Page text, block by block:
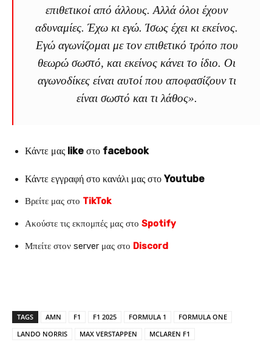
επιθετικοί από άλλους. Αλλά όλοι έχουν
αδυναμίες. Έχω κι εγώ. Ίσως έχει κι εκείνος.
Εγώ αγωνίζομαι με τον επιθετικό τρόπο που
θεωρώ σωστό, και εκείνος κάνει το ίδιο. Οι
αγωνοδίκες είναι αυτοί που αποφασίζουν τι
είναι σωστό και τι λάθος».
Κάντε μας like στο facebook
Κάντε εγγραφή στο κανάλι μας στο Youtube
Βρείτε μας στο TikTok
Ακούστε τις εκπομπές μας στο Spotify
Μπείτε στον server μας στο Discord
TAGS AMN F1 F1 2025 FORMULA 1
FORMULA ONE
LANDO NORRIS
MAX VERSTAPPEN MCLAREN F1